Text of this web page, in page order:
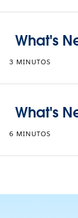
What's
3 MINUTOS
What's
6 MINUTOS